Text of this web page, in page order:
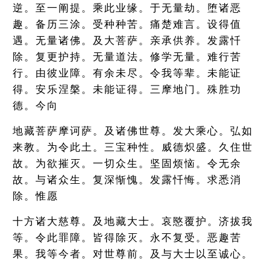
逆。至一阐提。乘此业缘。于无量劫。堕诸恶
趣。备历三涂。受种种苦。痛楚难言。设得值
遇。无量诸佛。及大菩萨。亲承供养。发露忏
除。复更护持。无量道法。修学无量。难行苦
行。由彼业障。有余未尽。令我等辈。未能证
得。安乐涅槃。未能证得。三摩地门。殊胜功
德。今向
地藏菩萨摩诃萨。及诸佛世尊。发大乘心。弘如
来教。为令此土。三宝种性。威德炽盛。久住世
故。为欲摧灭。一切众生。坚固烦恼。令无余
故。与诸众生。复深惭愧。发露忏悔。求悉消
除。惟愿
十方诸大慈尊。及地藏大士。哀愍覆护。济拔我
等。令此罪障。皆得除灭。永不复受。恶趣苦
果。我等今者。对世尊前。及与大士以至诚心。